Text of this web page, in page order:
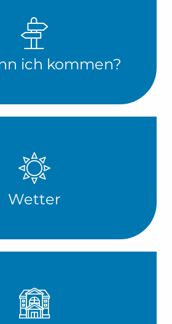
ich kommen?
Wetter